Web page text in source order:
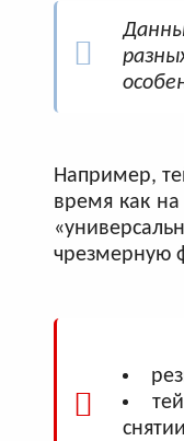
Например,
время как
чрезмерную